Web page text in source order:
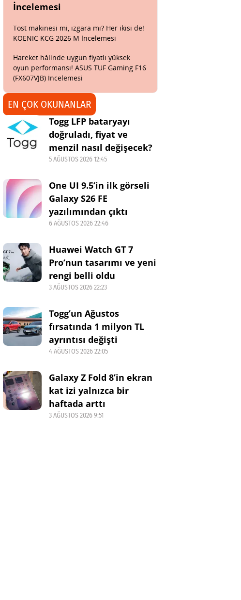
İncelemesi
Tost makinesi mi, ızgara mı? Her ikisi de!
KOENIC KCG 2026 M İncelemesi
Hareket hâlinde uygun fiyatlı yüksek
oyun performansı! ASUS TUF Gaming F16
(FX607VJB) İncelemesi
EN ÇOK OKUNANLAR
Togg LFP bataryayı
doğruladı, fiyat ve
menzil nasıl değişecek?
5 AĞUSTOS 2026 12:45
One UI 9.5’in ilk görseli
Galaxy S26 FE
yazılımından çıktı
6 AĞUSTOS 2026 22:46
Huawei Watch GT 7
Pro’nun tasarımı ve yeni
rengi belli oldu
3 AĞUSTOS 2026 22:23
Togg’un Ağustos
fırsatında 1 milyon TL
ayrıntısı değişti
4 AĞUSTOS 2026 22:05
Galaxy Z Fold 8’in ekran
kat izi yalnızca bir
haftada arttı
3 AĞUSTOS 2026 9:51